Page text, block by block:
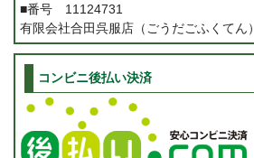
■番号 11124731
有限会社合田呉服店（ごうだごふくてん）
コンビニ後払い決済